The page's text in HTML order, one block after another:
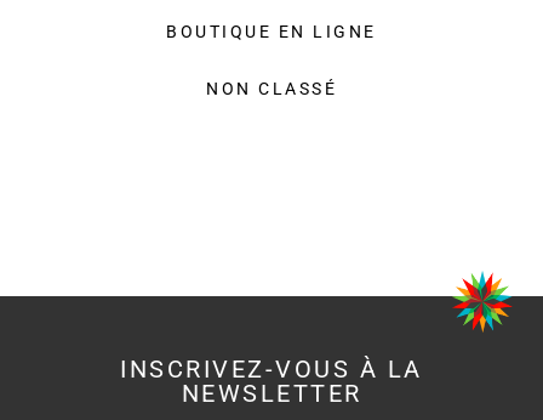
BOUTIQUE EN LIGNE
NON CLASSÉ
INSCRIVEZ-VOUS À LA
NEWSLETTER